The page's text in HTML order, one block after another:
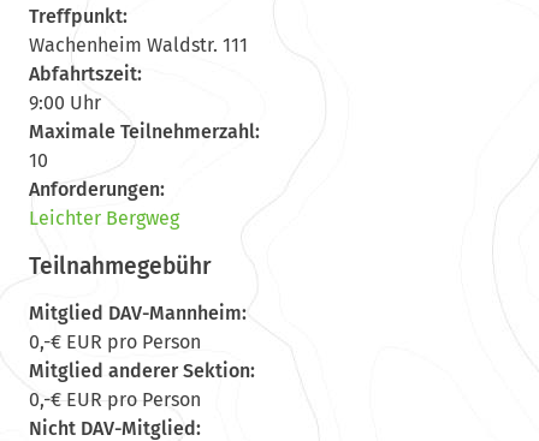
Treffpunkt:
Wachenheim Waldstr. 111
Abfahrtszeit:
9:00 Uhr
Maximale Teilnehmerzahl:
10
Anforderungen:
Leichter Bergweg
Teilnahmegebühr
Mitglied DAV-Mannheim:
0,-€ EUR pro Person
Mitglied anderer Sektion:
0,-€ EUR pro Person
Nicht DAV-Mitglied: